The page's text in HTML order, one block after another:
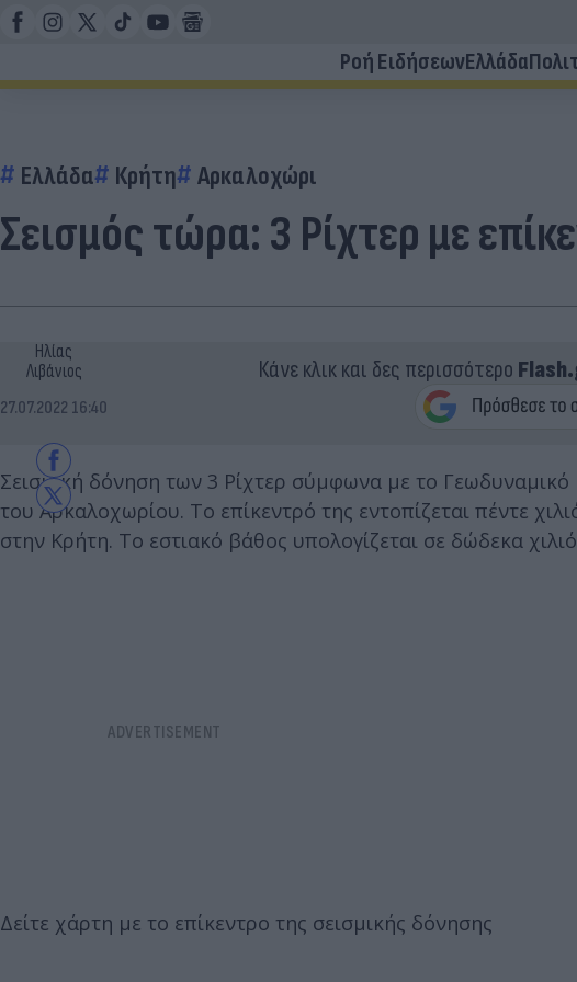
Ροή ΕιδήσεωνΕλλάδα
Ελλάδα Κρήτη Αρκαλοχώρι
Σεισμός τώρα: 3 Ρίχτερ με
Ηλίας
Λιβάνιος
27.07.2022 16:40
Κάνε κλικ και δες περισσότερο
Σεισμική δόνηση των 3 Ρίχτερ σύμφωνα με το Γεωδυναμικό
του Αρκαλοχωρίου. Το επίκεντρό της εντοπίζεται πέντε
στην Κρήτη. Το εστιακό βάθος υπολογίζεται σε δώδεκα
Δείτε χάρτη με το επίκεντρο της σεισμικής δόνησης